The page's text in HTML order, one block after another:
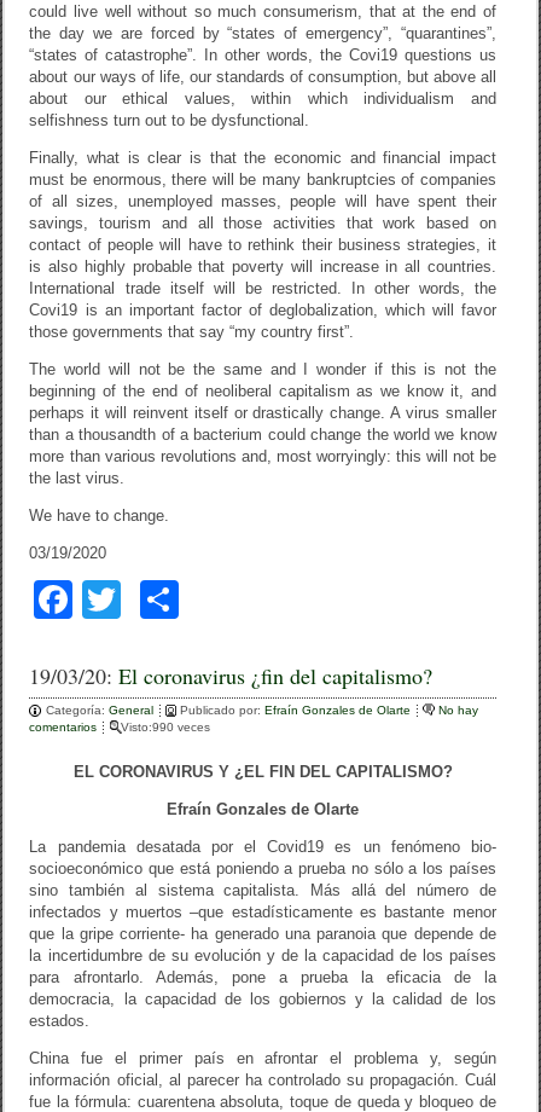
could live well without so much consumerism, that at the end of
the day we are forced by “states of emergency”, “quarantines”,
“states of catastrophe”. In other words, the Covi19 questions us
about our ways of life, our standards of consumption, but above all
about our ethical values, within which individualism and
selfishness turn out to be dysfunctional.
Finally, what is clear is that the economic and financial impact
must be enormous, there will be many bankruptcies of companies
of all sizes, unemployed masses, people will have spent their
savings, tourism and all those activities that work based on
contact of people will have to rethink their business strategies, it
is also highly probable that poverty will increase in all countries.
International trade itself will be restricted. In other words, the
Covi19 is an important factor of deglobalization, which will favor
those governments that say “my country first”.
The world will not be the same and I wonder if this is not the
beginning of the end of neoliberal capitalism as we know it, and
perhaps it will reinvent itself or drastically change. A virus smaller
than a thousandth of a bacterium could change the world we know
more than various revolutions and, most worryingly: this will not be
the last virus.
We have to change.
03/19/2020
F
c
e
b
o
o
k
T
tt
er
m
p
ar
tir
19/03/20:El coronavirus ¿fin del capitalismo?
Categoría:General Publicado por:Efraín Gonzales de Olarte
No hay
comentarios
Visto:990 veces
EL CORONAVIRUS Y ¿EL FIN DEL CAPITALISMO?
Efraín Gonzales de Olarte
La pandemia desatada por el Covid19 es un fenómeno bio-
socioeconómico que está poniendo a prueba no sólo a los países
sino también al sistema capitalista. Más allá del número de
infectados y muertos –que estadísticamente es bastante menor
que la gripe corriente- ha generado una paranoia que depende de
la incertidumbre de su evolución y de la capacidad de los países
para afrontarlo. Además, pone a prueba la eficacia de la
democracia, la capacidad de los gobiernos y la calidad de los
estados.
China fue el primer país en afrontar el problema y, según
información oficial, al parecer ha controlado su propagación. Cuál
fue la fórmula: cuarentena absoluta, toque de queda y bloqueo de